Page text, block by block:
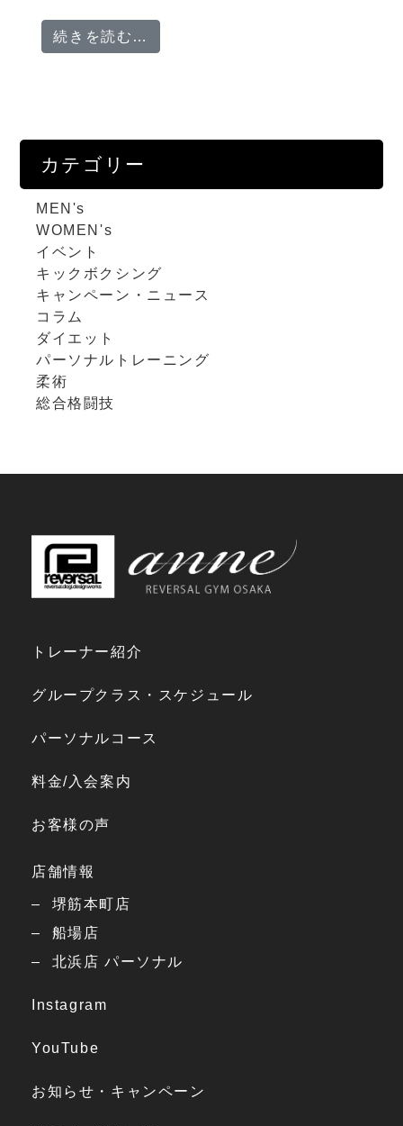
続きを読む…
カテゴリー
MEN's
WOMEN's
イベント
キックボクシング
キャンペーン・ニュース
コラム
ダイエット
パーソナルトレーニング
柔術
総合格闘技
トレーナー紹介
グループクラス・スケジュール
パーソナルコース
料金/入会案内
お客様の声
店舗情報
堺筋本町店
船場店
北浜店 パーソナル
Instagram
YouTube
お知らせ・キャンペーン